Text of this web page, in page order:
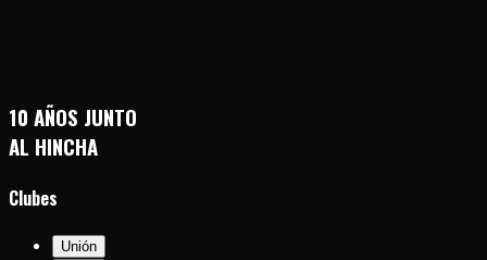
10 AÑOS JUNTO
AL HINCHA
Clubes
Unión